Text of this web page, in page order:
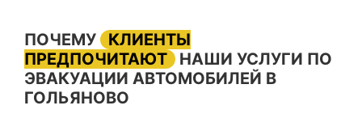
ПОЧЕМУ
КЛИЕНТЫ
ПРЕДПОЧИТАЮТ
НАШИ УСЛУГИ ПО
ЭВАКУАЦИИ АВТОМОБИЛЕЙ В
ГОЛЬЯНОВО